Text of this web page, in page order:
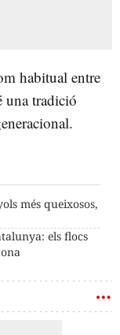
habitual entre
una tradició
més queixosos,
els flocs